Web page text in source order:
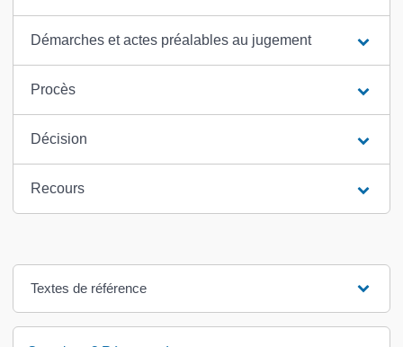
Démarches et actes préalables au jugement
Procès
Décision
Recours
Textes de référence